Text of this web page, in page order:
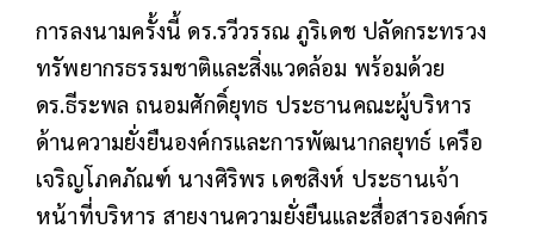
การลงนามครั้งนี้ ดร.รวีวรรณ ภูริเดช ปลัดกระทรวง
ทรัพยากรธรรมชาติและสิ่งแวดล้อม พร้อมด้วย
ดร.ธีระพล ถนอมศักดิ์ยุทธ ประธานคณะผู้บริหาร
ด้านความยั่งยืนองค์กรและการพัฒนากลยุทธ์ เครือ
เจริญโภคภัณฑ์ นางศิริพร เดชสิงห์ ประธานเจ้า
หน้าที่บริหาร สายงานความยั่งยืนและสื่อสารองค์กร